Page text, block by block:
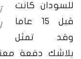
للسودان كانت
قبل 15 عاما
وقد تمثل
بلاشك دفعة